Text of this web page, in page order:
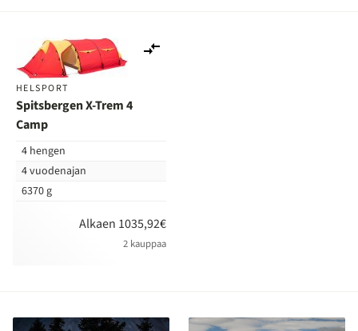
HELSPORT
Spitsbergen X-Trem 4
Camp
4 hengen
4 vuodenajan
6370 g
Alkaen 1035,92€
2 kauppaa